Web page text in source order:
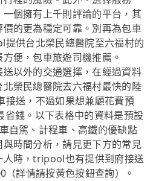
個擁有上千則評論的平台，其
的更為穩定可靠。別再為包車
供台北榮民總醫院至六福村的
便，包車旅遊司機推薦。
以外的交通選擇，在經過資料
榮民總醫院去六福村最快的陸
送，不過如果想兼顧花費預
錢。以下表格中的資料是預設
自駕、計程車、高鐵的優缺點
時間分析，請見更下方的常見
人時，tripool也有提供到府接送
詳情請按黃色按鈕查詢）。